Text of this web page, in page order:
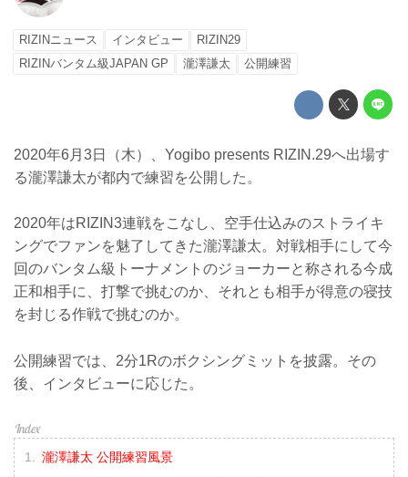
RIZINニュース インタビュー
RIZIN29
RIZINバンタム級JAPAN GP
瀧澤謙太 公開練習
2020年6月3日（木）、Yogibo presents RIZIN.29へ出場す
る瀧澤謙太が都内で練習を公開した。
2020年はRIZIN3連戦をこなし、空手仕込みのストライキ
ングでファンを魅了してきた瀧澤謙太。対戦相手にして今
回のバンタム級トーナメントのジョーカーと称される今成
正和相手に、打撃で挑むのか、それとも相手が得意の寝技
を封じる作戦で挑むのか。
公開練習では、2分1Rのボクシングミットを披露。その
後、インタビューに応じた。
瀧澤謙太 公開練習風景